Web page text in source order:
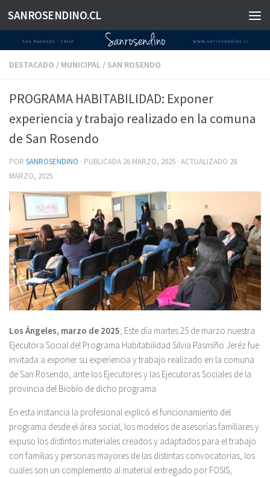
Saltar al contenido
SANROSENDINO.CL
DESTACADO / MUNICIPAL / SAN ROSENDO
PROGRAMA HABITABILIDAD: Exponer
experiencia y trabajo realizado en la comuna
de San Rosendo
POR SANROSENDINO · PUBLICADA 26 MARZO, 2025 · ACTUALIZADO 28
MARZO, 2025
Los Ángeles, marzo de 2025; Este día martes 25 de marzo nuestra
Ejecutora Social del Programa Habitabilidad Silvia Pasmiño Jeréz fue
invitada a exponer su experiencia y trabajo realizado en la comuna
de San Rosendo, ante los Ejecutores y las Ejecutoras Sociales de la
provincia del Biobío de dicho programa.
En esta instancia la profesional explicó el funcionamiento del
programa desde el área social, los modelos de asesorías familiares y
expuso los distintos materiales creados y adaptados para el trabajo
con familias y personas mayores de las distintas convocatorias, los
cuales son un complemento al material entregado por FOSIS,